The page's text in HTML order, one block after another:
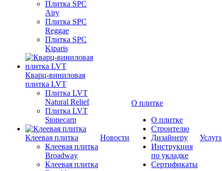
Плитка SPC
Airy
Плитка SPC
Reggae
Плитка SPC
Kiparis
Кварц-виниловая
плитка LVT
Плитка LVT
Natural Relief
Плитка LVT
Stonecarp
Клеевая плитка
Клеевая плитка
Broadway
Клеевая плитка
Новости
О плитке
О плитке
Строителю
Дизайнеру
Инструкция
по укладке
Сертификаты